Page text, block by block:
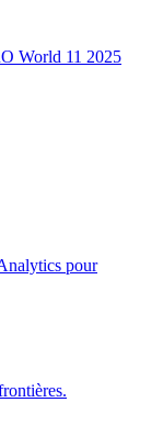
World 11 2025
pour